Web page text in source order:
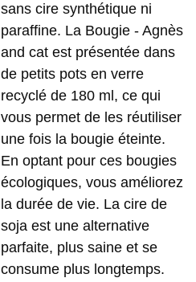
sans cire synthétique ni
paraffine. La Bougie - Agnès
and cat est présentée dans
de petits pots en verre
recyclé de 180 ml, ce qui
vous permet de les réutiliser
une fois la bougie éteinte.
En optant pour ces bougies
écologiques, vous améliorez
la durée de vie. La cire de
soja est une alternative
parfaite, plus saine et se
consume plus longtemps.